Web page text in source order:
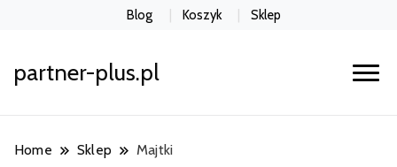
Blog Koszyk Sklep
partner-plus.pl
Home Sklep Majtki